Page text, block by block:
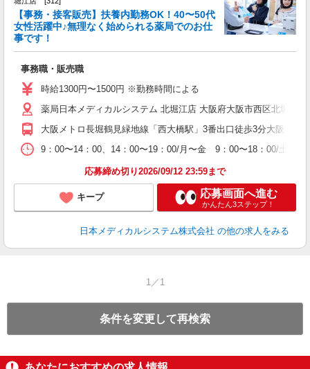
【事務・接客販売】扶養内勤務OK！40〜50代
女性活躍中♪無理なく始められる薬局でのお仕
事です！
事務職・販売職
時給1300円〜1500円 ※勤務時間による
薬局日本メディカルシステム 北堀江店 大阪府大阪市西区北堀江2-
大阪メトロ長堀鶴見緑地線「西大橋駅」3番出口徒歩3分大阪メト
9：00〜14：00、14：00〜19：00/月〜金 9：00〜18：00/土祝
応募締め切り2026/09/12 23:59まで
キープ 応募画面へ進む
かんたん3ステップ！
日本メディカルシステム株式会社 の他の求人をみる
1／1
条件を変更して再検索